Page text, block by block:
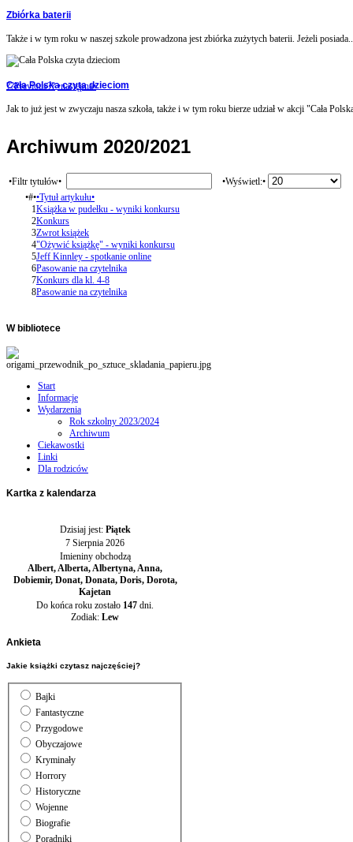
Zbiórka baterii
Także i w tym roku w naszej szkole prowadzona jest zbiórka zużytych baterii. Jeżeli
Cała Polska czyta dzieciom
Jak to już jest w zwyczaju nasza szkoła, także i w tym roku bierze udział w akcji "Cała
??Previous?? •następna•
Archiwum 2020/2021
•Filtr tytułów•
•Wyświetl:•
•#••Tytuł artykułu•
1Książka w pudełku - wyniki konkursu
2Konkurs
3Zwrot książek
4"Ożywić książkę" - wyniki konkursu
5Jeff Kinnley - spotkanie online
6Pasowanie na czytelnika
7Konkurs dla kl. 4-8
8Pasowanie na czytelnika
Wbibliotece
Start
Informacje
Wydarzenia
Rok szkolny 2023/2024
Archiwum
Ciekawostki
Linki
Dla rodziców
Kartka z kalendarza
Dzisiaj jest: Piątek
7 Sierpnia 2026
Imieniny obchodzą
Albert, Alberta, Albertyna, Anna,
Dobiemir, Donat, Donata, Doris, Dorota,
Kajetan
Do końca roku zostało 147 dni.
Zodiak: Lew
Ankieta
Jakie książki czytasz najczęściej?
Bajki
Fantastyczne
Przygodowe
Obyczajowe
Kryminały
Horrory
Historyczne
Wojenne
Biografie
Poradniki